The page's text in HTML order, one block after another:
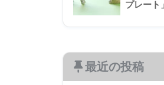
プレート」
最近の投稿